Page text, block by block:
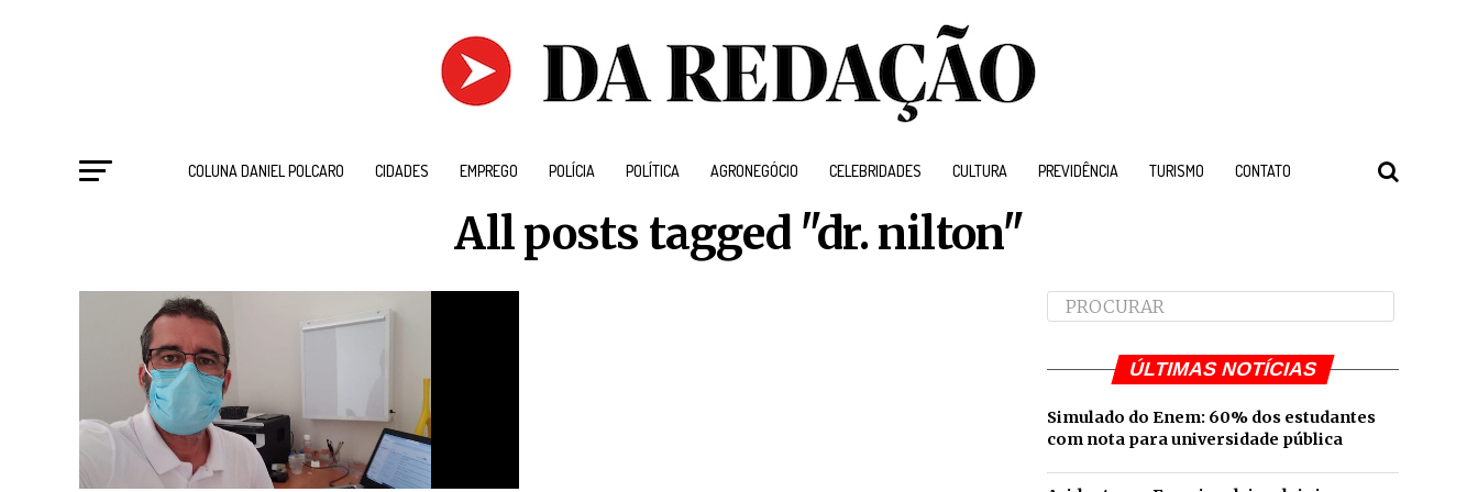
COLUNA DANIEL POLCARO CIDADES EMPREGO POLÍCIA POLÍTICA AGRONEGÓCIO CELEBRIDADES CULTURA PREVIDÊNCIA TURISMO CONTATO
All posts tagged "dr. nilton"
ÚLTIMAS NOTÍCIAS
Simulado do Enem: 60% dos estudantes
com nota para universidade pública